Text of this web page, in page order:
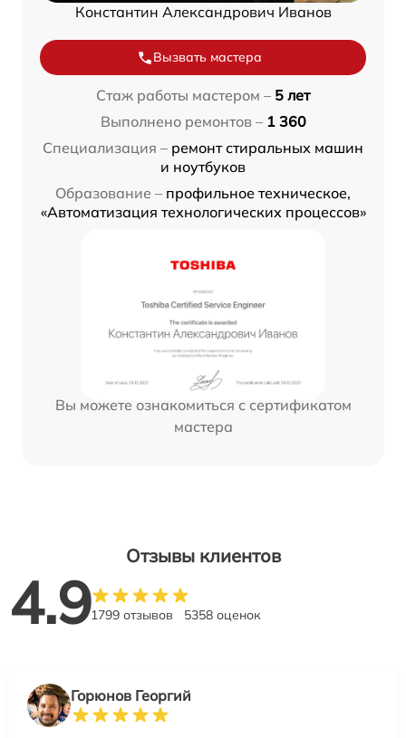
Константин Александрович Иванов
Вызвать мастера
Стаж работы мастером – 5 лет
Выполнено ремонтов – 1 360
Специализация – ремонт стиральных машин
и ноутбуков
Образование – профильное техническое,
«Автоматизация технологических процессов»
Вы можете ознакомиться с сертификатом
мастера
Отзывы клиентов
4.91799 отзывов 5358 оценок
Горюнов Георгий